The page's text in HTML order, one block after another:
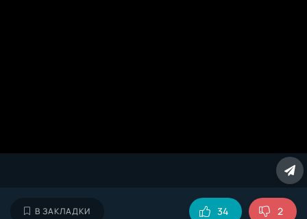
В ЗАКЛАДКИ 34 2